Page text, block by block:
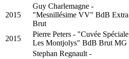
2015
Guy Charlemagne -
"Mesnillésime VV" BdB Extra
Brut
2015
Pierre Peters - "Cuvée Spéciale
Les Montjolys" BdB Brut MG
Stephan Regnault -